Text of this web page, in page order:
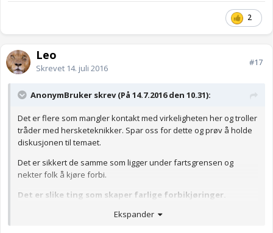
2
Leo
Skrevet 14. juli 2016
#17
AnonymBruker skrev (På 14.7.2016 den 10.31):
Det er flere som mangler kontakt med virkeligheten her og troller
tråder med hersketeknikker. Spar oss for dette og prøv å holde
diskusjonen til temaet.
Det er sikkert de samme som ligger under fartsgrensen og
nekter folk å kjøre forbi.
Det er slike ting som skaper farlige forbikjøringer.
Du trenger ingen kalibrerings tull for å sjekke dette. Kjør forbi en
Ekspander